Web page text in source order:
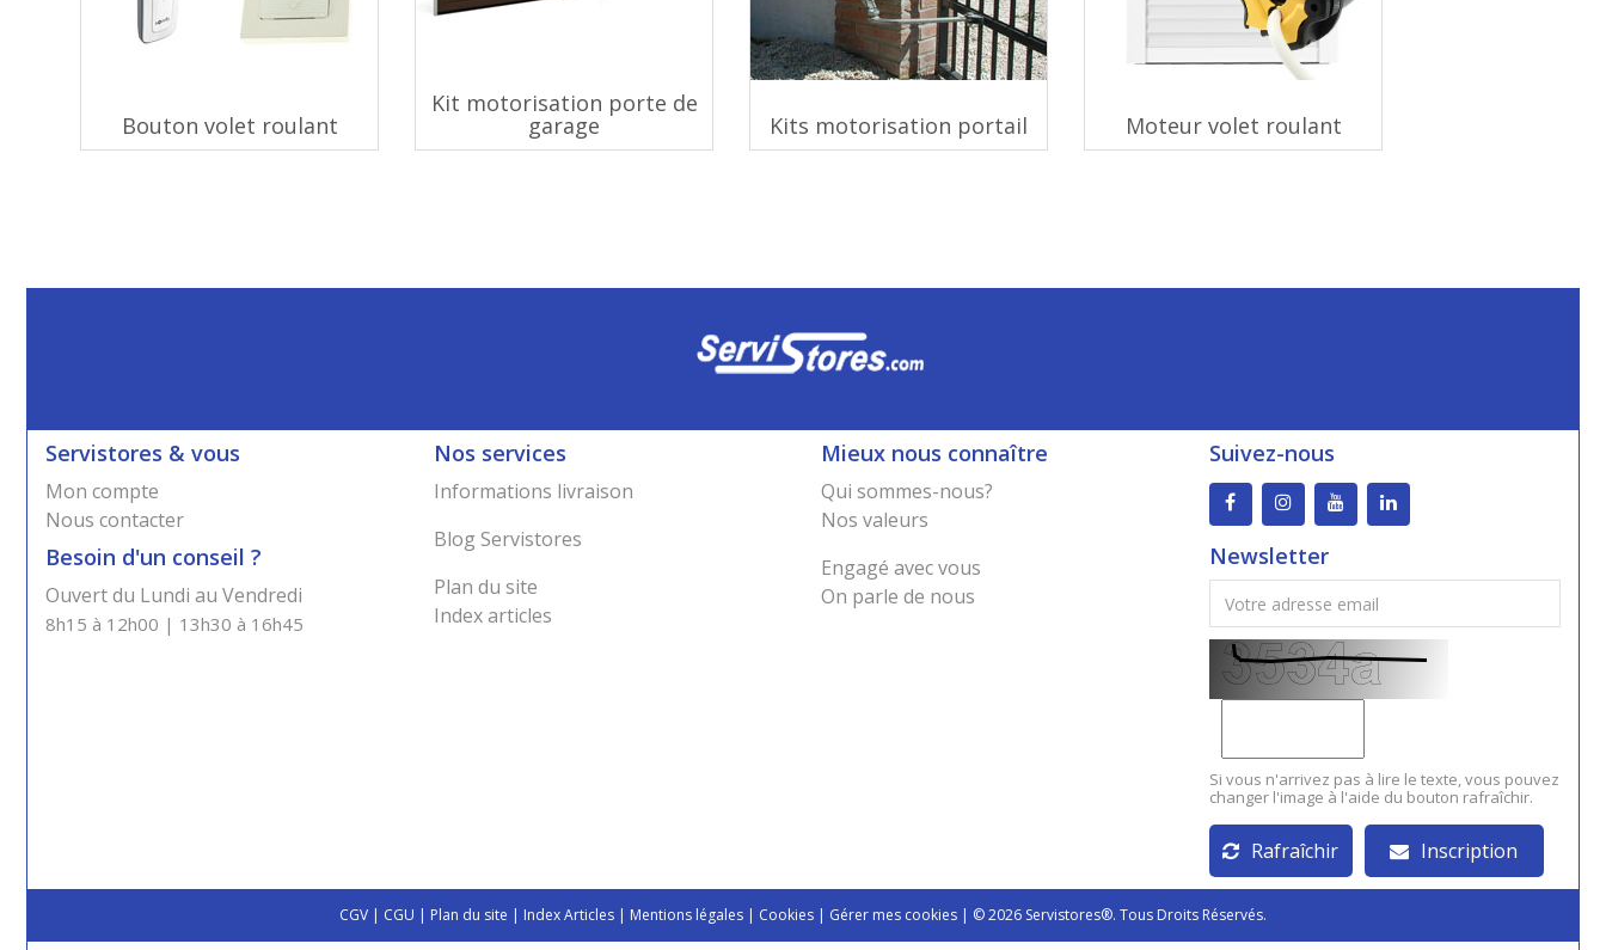
Bouton volet roulant
Kit motorisation porte de
garage Kits motorisation portail Moteur volet roulant
Servistores & vous
Mon compte
Nous contacter
Besoin d'un conseil ?
Ouvert du Lundi au Vendredi
8h15 à 12h00 | 13h30 à 16h45
Nos services
Informations livraison
Blog Servistores
Plan du site
Index articles
Mieux nous connaître
Qui sommes-nous?
Nos valeurs
Engagé avec vous
On parle de nous
Suivez-nous
Newsletter
Si vous n'arrivez pas à lire le texte, vous pouvez
changer l'image à l'aide du bouton rafraîchir.
Rafraîchir Inscription
CGV | CGU | Plan du site | Index Articles | Mentions légales | Cookies | Gérer mes cookies | © 2026 Servistores®. Tous Droits Réservés.